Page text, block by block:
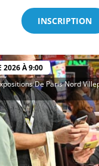
INSCRIPTION
2026 À 9:00
De Paris Nord